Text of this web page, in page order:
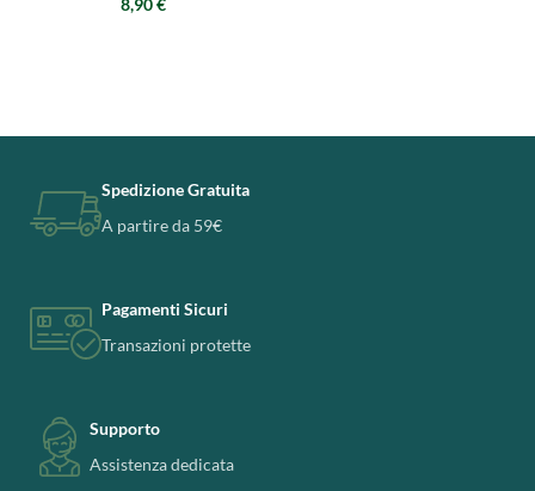
Spedizione Gratuita
A partire da 59€
Pagamenti Sicuri
Transazioni protette
Supporto
Assistenza dedicata